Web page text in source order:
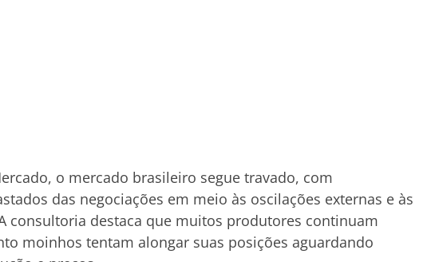
o mercado brasileiro segue travado, com
das negociações em meio às oscilações externas e às
consultoria destaca que muitos produtores continuam
moinhos tentam alongar suas posições aguardando